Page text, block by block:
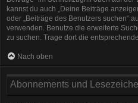
kannst du auch „Deine Beiträge
oder „Beiträge des Benutzers suchen“
verwenden. Benutze die erweiterte
zu suchen. Trage dort die
Nach oben
Abonnements und